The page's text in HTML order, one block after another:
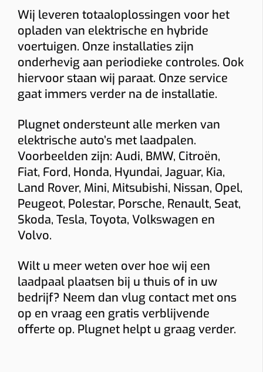
Wij leveren totaaloplossingen voor het
opladen van elektrische en hybride
voertuigen. Onze installaties zijn
onderhevig aan periodieke controles. Ook
hiervoor staan wij paraat. Onze service
gaat immers verder na de installatie.
Plugnet ondersteunt alle merken van
elektrische auto’s met laadpalen.
Voorbeelden zijn: Audi, BMW, Citroën,
Fiat, Ford, Honda, Hyundai, Jaguar, Kia,
Land Rover, Mini, Mitsubishi, Nissan, Opel,
Peugeot, Polestar, Porsche, Renault, Seat,
Skoda, Tesla, Toyota, Volkswagen en
Volvo.
Wilt u meer weten over hoe wij een
laadpaal plaatsen bij u thuis of in uw
bedrijf? Neem dan vlug contact met ons
op en vraag een gratis verblijvende
offerte op. Plugnet helpt u graag verder.
Bidirectioneel 22 kW
Indicatieve totaalprijs
€ 1543 – € 1774 (incl. 6% btw)
Toestel: € 882
Installatie + materiaal: € 350 • Load balancing: € 87
Naam
E-mail
Telefoon
Installatieadres
Foto’s